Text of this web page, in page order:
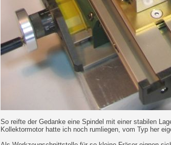
So reifte der Gedanke eine Spindel mit einer stabilen
Kollektormotor hatte ich noch rumliegen, vom Typ her